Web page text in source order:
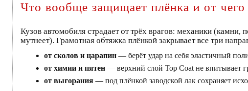
Что вообще защищает плёнка и от чего
Кузов автомобиля страдает от трёх врагов: механики
мутнеет). Грамотная обтяжка плёнкой закрывает все три
от сколов и царапин — берёт удар на себя эластичный
от химии и пятен — верхний слой Top Coat не впитывает
от выгорания — под плёнкой заводской лак сохраняет